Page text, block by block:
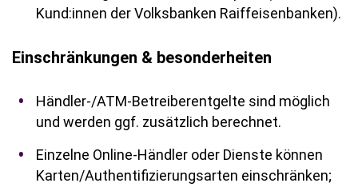
Kund:innen der Volksbanken Raiffeisenbanken).
Einschränkungen & besonderheiten
Händler-/ATM-Betreiberentgelte sind möglich
und werden ggf. zusätzlich berechnet.
Einzelne Online-Händler oder Dienste können
Karten/Authentifizierungsarten einschränken;